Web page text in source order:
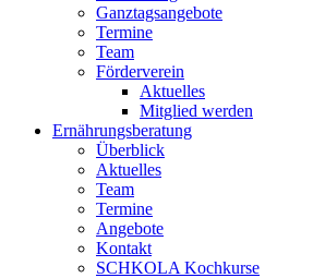
Ganztagsangebote
Termine
Team
Förderverein
Aktuelles
Mitglied werden
Ernährungsberatung
Überblick
Aktuelles
Team
Termine
Angebote
Kontakt
SCHKOLA Kochkurse